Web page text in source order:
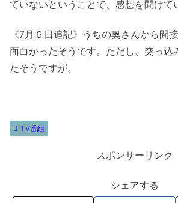
ていないということで、感想を聞けて
《7月６日追記》うちの奥さんから間
面白かったそうです。ただし、突っ込
たそうですが。
TV番組
スポンサーリンク
シェアする